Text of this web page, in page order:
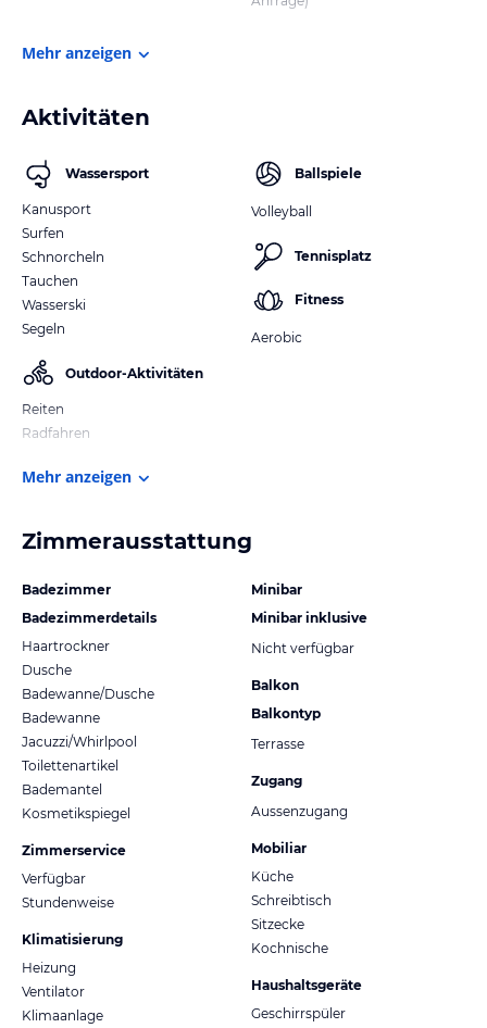
Mehr anzeigen
Aktivitäten
Wassersport
Kanusport
Surfen
Schnorcheln
Tauchen
Wasserski
Segeln
Outdoor-Aktivitäten
Reiten
Radfahren
Ballspiele
Volleyball
Tennisplatz
Fitness
Aerobic
Mehr anzeigen
Zimmerausstattung
Badezimmer
Badezimmerdetails
Haartrockner
Dusche
Badewanne/Dusche
Badewanne
Jacuzzi/Whirlpool
Toilettenartikel
Bademantel
Kosmetikspiegel
Zimmerservice
Verfügbar
Stundenweise
Klimatisierung
Heizung
Ventilator
Klimaanlage
Minibar
Minibar inklusive
Nicht verfügbar
Balkon
Balkontyp
Terrasse
Zugang
Aussenzugang
Mobiliar
Küche
Schreibtisch
Sitzecke
Kochnische
Haushaltsgeräte
Geschirrspüler